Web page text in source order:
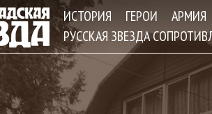
ИСТОРИЯ ГЕРОИ
АРМИЯ
РУССКАЯ ЗВЕЗДА